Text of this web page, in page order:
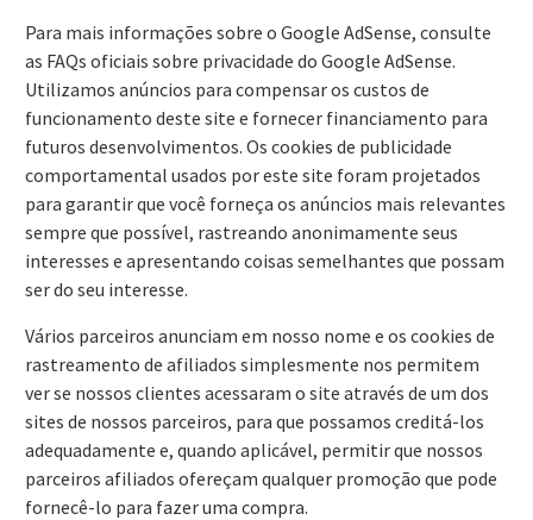
Para mais informações sobre o Google AdSense, consulte
as FAQs oficiais sobre privacidade do Google AdSense.
Utilizamos anúncios para compensar os custos de
funcionamento deste site e fornecer financiamento para
futuros desenvolvimentos. Os cookies de publicidade
comportamental usados por este site foram projetados
para garantir que você forneça os anúncios mais relevantes
sempre que possível, rastreando anonimamente seus
interesses e apresentando coisas semelhantes que possam
ser do seu interesse.
Vários parceiros anunciam em nosso nome e os cookies de
rastreamento de afiliados simplesmente nos permitem
ver se nossos clientes acessaram o site através de um dos
sites de nossos parceiros, para que possamos creditá-los
adequadamente e, quando aplicável, permitir que nossos
parceiros afiliados ofereçam qualquer promoção que pode
fornecê-lo para fazer uma compra.